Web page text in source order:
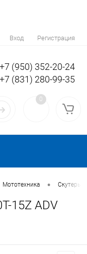
Вход Регистрация
+7 (950) 352-20-24
+7 (831) 280-99-35
0
Мототехника • Скутеры
15Z ADV